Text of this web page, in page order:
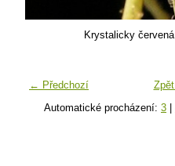
Krystalicky
← Předchozí
Automatické procházení: 3 |